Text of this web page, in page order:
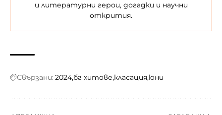
и литературни герои, догадки и научни
открития.
Свързани: 2024 бг хитове класация юни